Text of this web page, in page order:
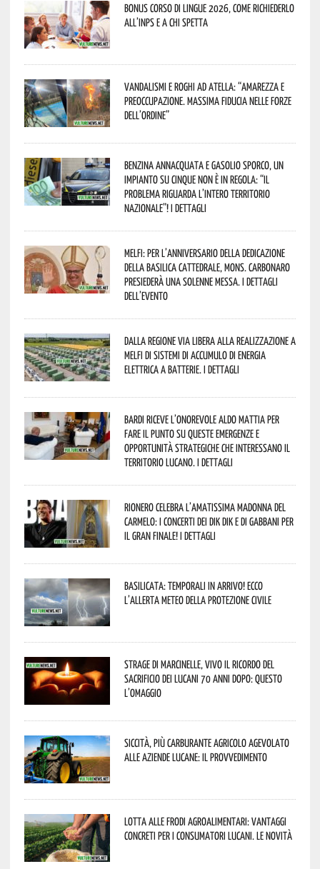
Bonus corso di lingue 2026, come richiederlo
all’INPS e a chi spetta
Vandalismi e roghi ad Atella: “Amarezza e
preoccupazione. Massima fiducia nelle Forze
dell’Ordine”
Benzina annacquata e gasolio sporco, un
impianto su cinque non è in regola: “il
problema riguarda l’intero territorio
Nazionale”! I dettagli
Melfi: per l’anniversario della Dedicazione
della Basilica Cattedrale, Mons. Carbonaro
presiederà una solenne messa. I dettagli
dell’evento
Dalla Regione via libera alla realizzazione a
Melfi di sistemi di accumulo di energia
elettrica a batterie. I dettagli
Bardi riceve l’onorevole Aldo Mattia per
fare il punto su queste emergenze e
opportunità strategiche che interessano il
territorio lucano. I dettagli
Rionero celebra l’amatissima Madonna del
Carmelo: i concerti dei DIK DIK e di Gabbani per
il gran finale! I dettagli
Basilicata: temporali in arrivo! Ecco
l’allerta meteo della Protezione civile
Strage di Marcinelle, vivo il ricordo del
sacrificio dei lucani 70 anni dopo: questo
l’omaggio
Siccità, più carburante agricolo agevolato
alle aziende lucane: il provvedimento
Lotta alle frodi agroalimentari: vantaggi
concreti per i consumatori lucani. Le novità